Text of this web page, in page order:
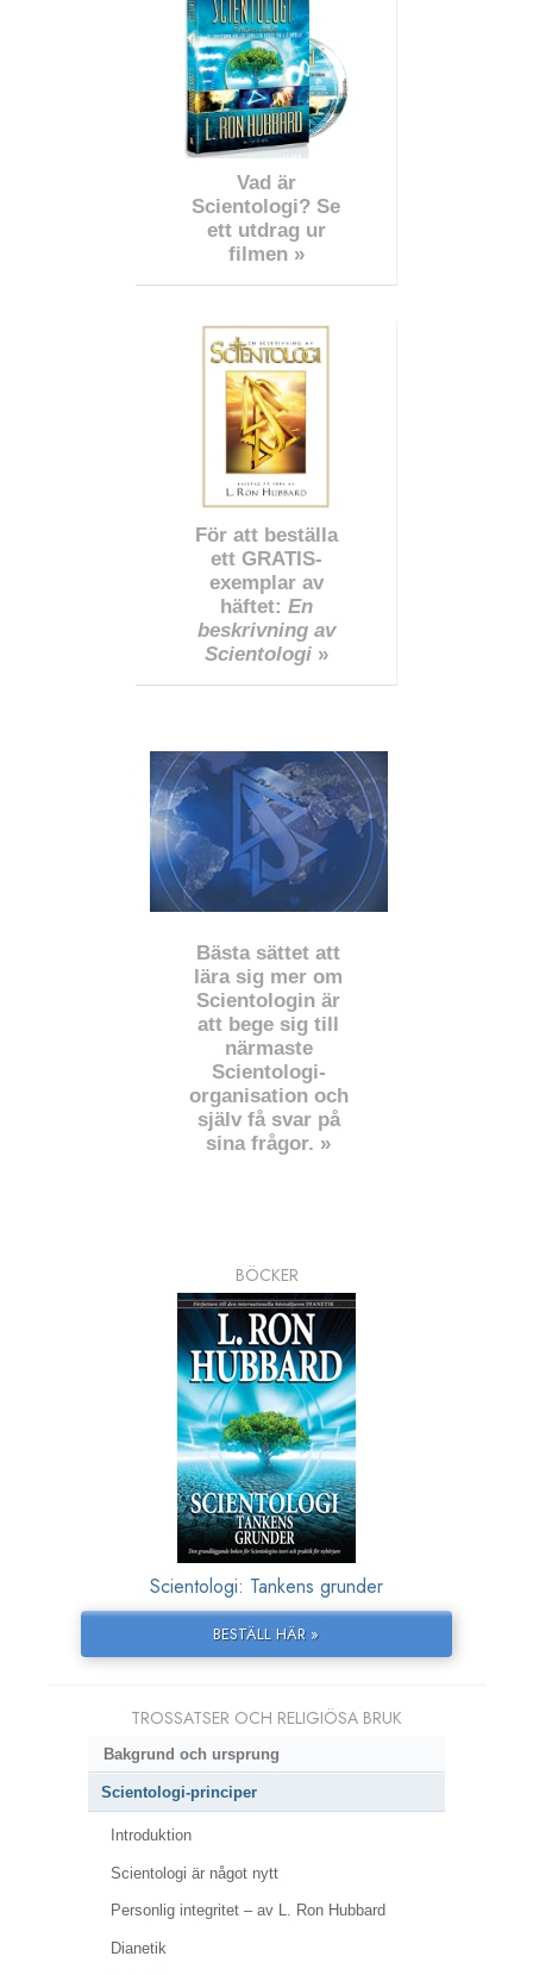
Vad är
Scientologi? Se
ett utdrag ur
filmen »
För att beställa
ett GRATIS-
exemplar av
häftet: En
beskrivning av
Scientologi»
Bästa sättet att
lära sig mer om
Scientologin är
att bege sig till
närmaste
Scientologi-
organisation och
själv få svar på
sina frågor. »
BÖCKER
Scientologi: Tankens grunder
BESTÄLL HÄR »
TROSSATSER OCH RELIGIÖSA BRUK
Bakgrund och ursprung
Scientologi-principer
Introduktion
Scientologi är något nytt
Personlig integritet – av L. Ron Hubbard
Dianetik